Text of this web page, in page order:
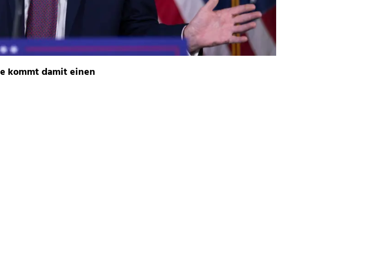
kommt damit einen